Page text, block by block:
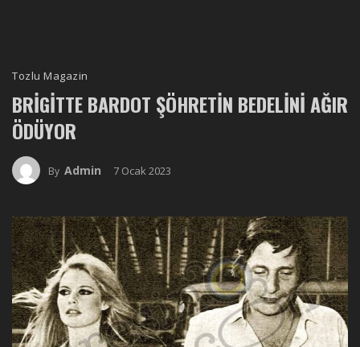
Tozlu Magazin
BRIGITTE BARDOT ŞÖHRETIN BEDELINI AĞIR
ÖDÜYOR
By Admin 7 Ocak 2023